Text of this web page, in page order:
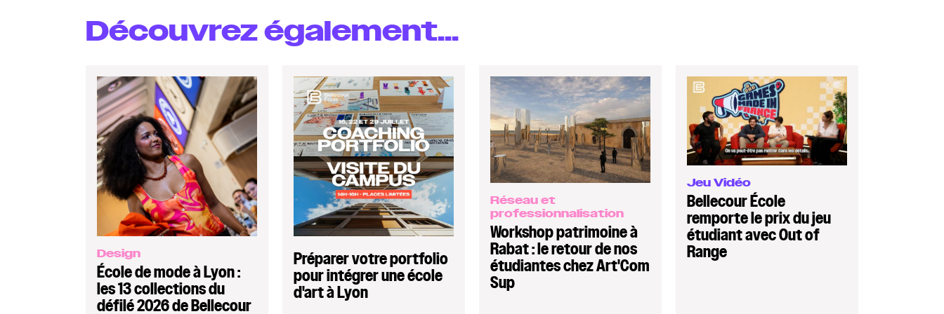
Découvrez également...
Design
École de mode à Lyon :
les 13 collections du
défilé 2026 de Bellecour
Préparer votre portfolio
pour intégrer une école
d'art à Lyon
Réseau et
professionnalisation
Workshop patrimoine à
Rabat : le retour de nos
étudiantes chez Art'Com
Sup
Jeu Vidéo
Bellecour École
remporte le prix du jeu
étudiant avec Out of
Range